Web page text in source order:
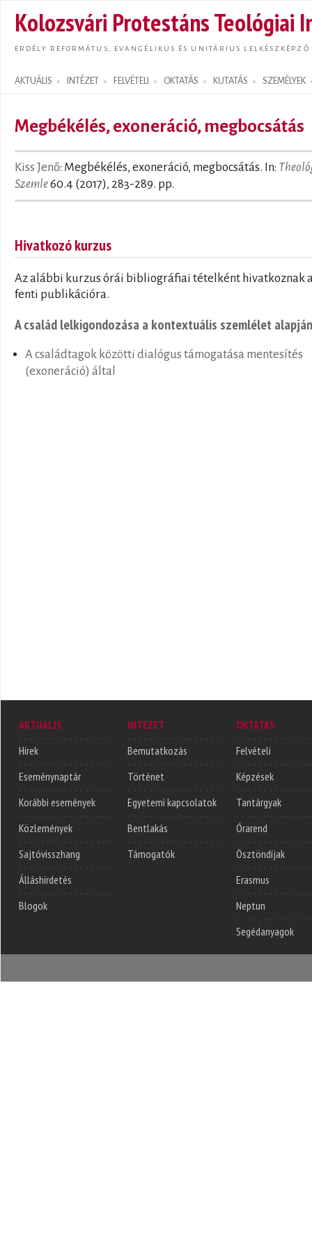
Kolozsvári Protestáns Teológiai
ERDÉLY REFORMÁTUS, EVANGÉLIKUS ÉS UNITÁRIUS LELKÉSZKÉPZŐ
AKTUÁLIS INTÉZET FELVÉTELI OKTATÁS KUTATÁS SZEMÉLYEK
Search form
Megbékélés, exoneráció, megbocsátás
Kiss Jenő: Megbékélés, exoneráció, megbocsátás. In:
Szemle60.4 (2017), 283-289. pp.
Hivatkozó kurzus
Az alábbi kurzus órái bibliográfiai tételként hivatkoznak
fenti publikációra.
A család lelkigondozása a kontextuális szemlélet alapján
A családtagok közötti dialógus támogatása mentesítés
(exoneráció) által
AKTUÁLIS
Hírek
Eseménynaptár
Korábbi események
Közlemények
Sajtóvisszhang
Álláshirdetés
Blogok
INTÉZET
Bemutatkozás
Történet
Egyetemi kapcsolatok
Bentlakás
Támogatók
OKTATÁS
Felvételi
Képzések
Tantárgyak
Órarend
Ösztöndíjak
Erasmus
Neptun
Segédanyagok